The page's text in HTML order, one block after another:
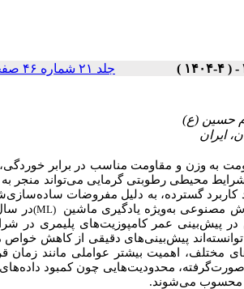
جلد ۲۱ شماره ۴۶ صفحات ۱۰۰-۸۹
به وزن و مقاومت مناسب در برابر
شرایط محیطی رطوبتی گرمایی می‌تواند منجر
گسترده، به دلیل مفروضات
مصنوعی به‌ویژه یادگیری ماشین
(ML)در
پیش‌بینی عمر کامپوزیت‌های پلیمری در
پیش‌بینی‌های دقیقی از کاهش خواص
اهمیت بیشتر عواملی مانند زمان
محدودیت‌هایی چون کمبود
محسوب می‌شوند.